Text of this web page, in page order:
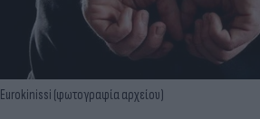
Eurokinissi (φωτογραφία αρχείου)